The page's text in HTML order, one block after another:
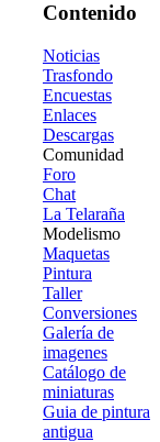
Contenido
Noticias
Trasfondo
Encuestas
Enlaces
Descargas
Comunidad
Foro
Chat
La Telaraña
Modelismo
Maquetas
Pintura
Taller
Conversiones
Galería de
imagenes
Catálogo de
miniaturas
Guia de pintura
antigua